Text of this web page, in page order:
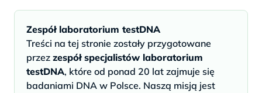
Zespół laboratorium testDNA
Treści na tej stronie zostały przygotowane
przez zespół specjalistów laboratorium
testDNA, które od ponad 20 lat zajmuje się
badaniami DNA w Polsce. Naszą misją jest